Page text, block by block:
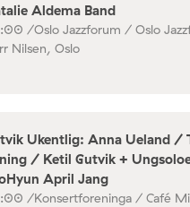
Aldema Band
/Oslo Jazzforum / Oslo
Nilsen, Oslo
Ukentlig: Anna Ueland /
/ Ketil Gutvik +
April Jang
/Konsertforeninga / Café